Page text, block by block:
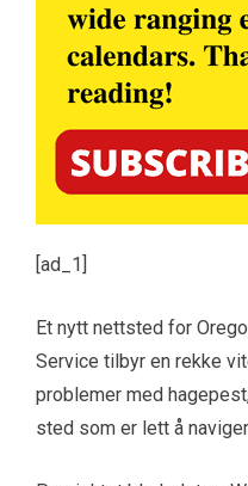
[ad_1]
Et nytt nettsted for
Service tilbyr en rekke
problemer med
sted som er lett å